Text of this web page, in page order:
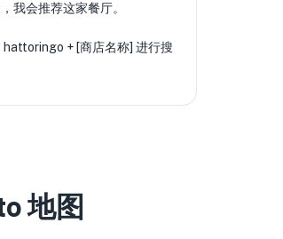
我会推荐这家餐厅。
hattoringo + [商店名称] 进行搜
地图